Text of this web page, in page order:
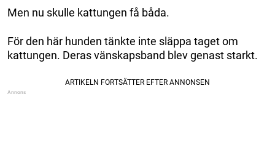
Men nu skulle kattungen få båda.
För den här hunden tänkte inte släppa taget om
kattungen. Deras vänskapsband blev genast starkt.